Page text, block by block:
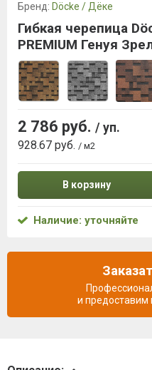
Бренд: Döcke / Дёке
Гибкая черепица
PREMIUM Генуя
2 786 руб. / уп.
928.67 руб. / м2
В корзину
Наличие: уточняйте
и предоставим